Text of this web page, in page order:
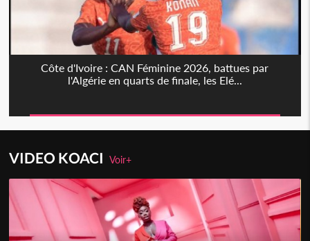
Côte d'Ivoire : CAN Féminine 2026, battues par
l'Algérie en quarts de finale, les Elé...
VIDEO KOACIVoir+